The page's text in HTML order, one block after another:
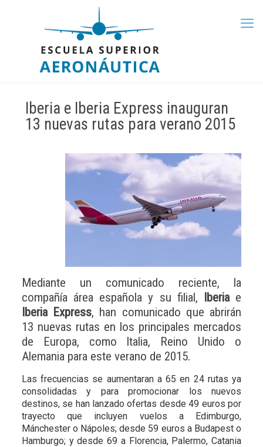
Iberia e Iberia Express inauguran
13 nuevas rutas para verano 2015
Mediante un comunicado reciente, la
compañía área española y su filial,
Iberiae
Iberia Express, han comunicado que abrirán
13 nuevas rutas en los principales mercados
de Europa, como Italia, Reino Unido o
Alemania para este verano de 2015.
Las frecuencias se aumentaran a 65 en 24 rutas ya
consolidadas y para promocionar los nuevos
destinos, se han lanzado ofertas desde 49 euros por
trayecto que incluyen vuelos a Edimburgo,
Mánchester o Nápoles; desde 59 euros a Budapest o
Hamburgo; y desde 69 a Florencia, Palermo, Catania